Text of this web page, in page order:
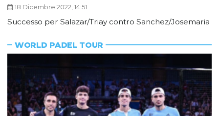
18 Dicembre 2022, 14:51
Successo per Salazar/Triay contro Sanchez/Josemaria
WORLD PADEL TOUR